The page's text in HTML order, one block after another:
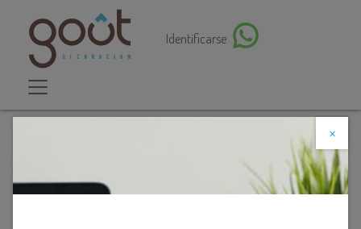
Identificarse
×
Descuento web
O.B. GU10 Movil Red. Plastico Blanco D102mm